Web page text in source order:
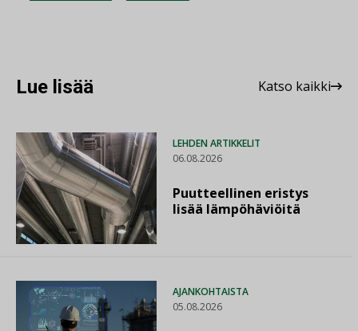
Lue lisää Katso kaikki
LEHDEN ARTIKKELIT
06.08.2026
Puutteellinen eristys
lisää lämpöhäviöitä
AJANKOHTAISTA
05.08.2026